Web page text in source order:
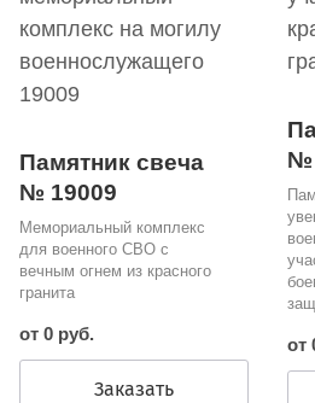
Памятник свеча
№ 19009
Мемориальный комплекс
для военного СВО с
вечным огнем из красного
гранита
от 0 руб.
Заказать
№
от